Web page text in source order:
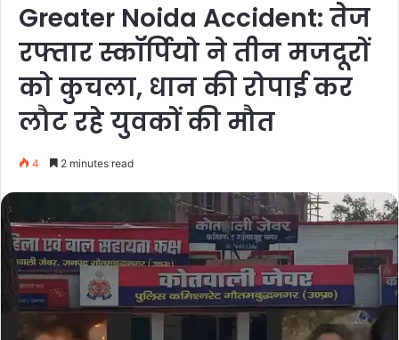
Greater Noida Accident: तेज
रफ्तार स्कॉर्पियो ने तीन मजदूरों
को कुचला, धान की रोपाई कर
लौट रहे युवकों की मौत
4 2 minutes read